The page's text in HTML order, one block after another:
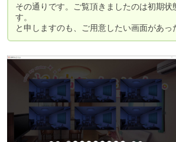
その通りです。ご覧頂きましたのは初期状
す。
と申しますのも、ご用意したい画面があっ